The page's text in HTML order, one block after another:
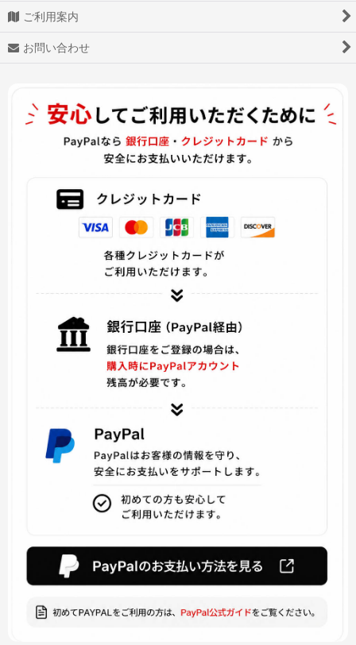
この音とまれ!
KING OF PRISM キンプリ
虚構推理
コンパス 戦闘摂理解析システム
クレールオブスキュール：エクスペディション33
キューピット・パラサイト
ご利用案内
お問い合わせ